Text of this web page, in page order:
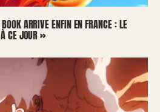
ARRIVE ENFIN EN FRANCE : LE
CE JOUR »